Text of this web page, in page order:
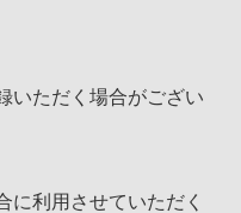
いただく場合がござい
に利用させていただく